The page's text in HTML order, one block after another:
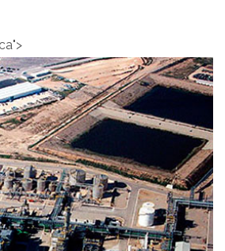
Industria
PETROQUÍMICA